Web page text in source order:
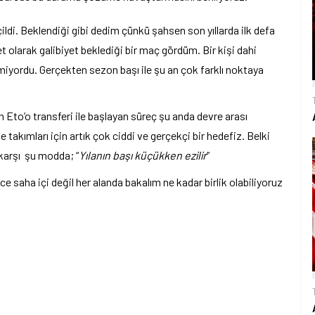
Beklendiği gibi dedim çünkü şahsen son yıllarda ilk defa
olarak galibiyet beklediği bir maç gördüm. Bir kişi dahi
Gerçekten sezon başı ile şu an çok farklı noktaya
transferi ile başlayan süreç şu anda devre arası
takımları için artık çok ciddi ve gerçekçi bir hedefiz. Belki
şu modda; “Yılanın başı küçükken ezilir”
saha içi değil her alanda bakalım ne kadar birlik olabiliyoruz